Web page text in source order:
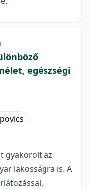
egészségi
gyakorolt az
lakosságra is. A